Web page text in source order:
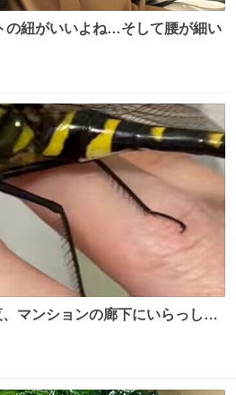
の紐がいいよね…そして腰が細い
マンションの廊下にいらっしゃ
んな都会でお会いできるなんて
ります かっこよすぎる 指を差し